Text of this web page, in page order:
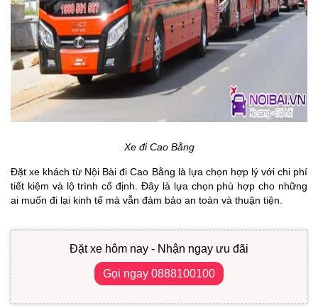
Xe đi Cao Bằng
Đặt xe khách từ Nội Bài đi Cao Bằng là lựa chọn hợp lý với chi phí
tiết kiệm và lộ trình cố định. Đây là lựa chọn phù hợp cho những
ai muốn đi lại kinh tế mà vẫn đảm bảo an toàn và thuận tiện.
Đặt xe hôm nay - Nhận ngay ưu đãi
Gọi ngay 0888100100